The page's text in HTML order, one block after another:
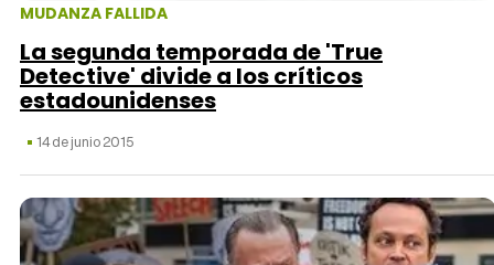
MUDANZA FALLIDA
La segunda temporada de 'True
Detective' divide a los críticos
estadounidenses
14 de junio 2015